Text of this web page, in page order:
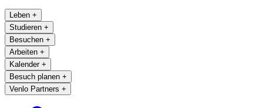
Leben +
Studieren +
Besuchen +
Arbeiten +
Kalender +
Besuch planen +
Venlo Partners +